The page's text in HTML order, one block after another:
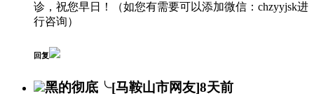
诊，祝您早日！（如您有需要可以添加微信：chzyyjsk进
行咨询）
回复
黑的彻底╰[马鞍山市网友]8天前